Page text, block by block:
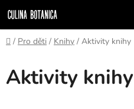
na
obsah
Domov
/ Pro děti / Knihy / Aktivity knihy
Aktivity knihy